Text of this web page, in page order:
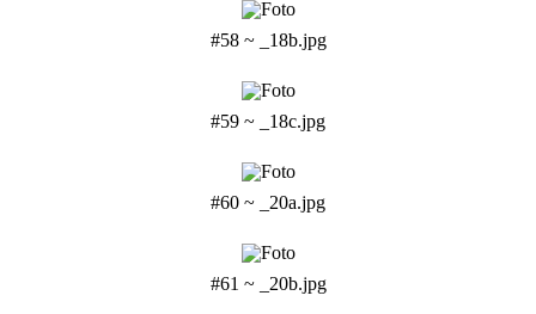
#58 ~ _18b.jpg
#59 ~ _18c.jpg
#60 ~ _20a.jpg
#61 ~ _20b.jpg